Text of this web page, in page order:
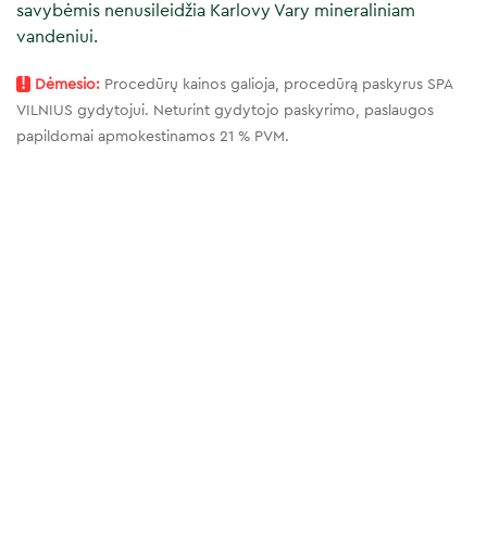
savybėmis nenusileidžia Karlovy Vary mineraliniam
vandeniui.
! Dėmesio: Procedūrų kainos galioja, procedūrą paskyrus SPA
VILNIUS gydytojui. Neturint gydytojo paskyrimo, paslaugos
papildomai apmokestinamos 21 % PVM.